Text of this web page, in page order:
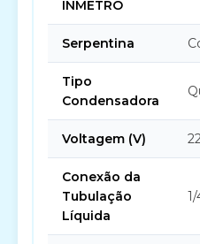
INMETRO
Serpentina
Tipo
Condensadora
Voltagem (V)
Conexão da
Tubulação
Líquida